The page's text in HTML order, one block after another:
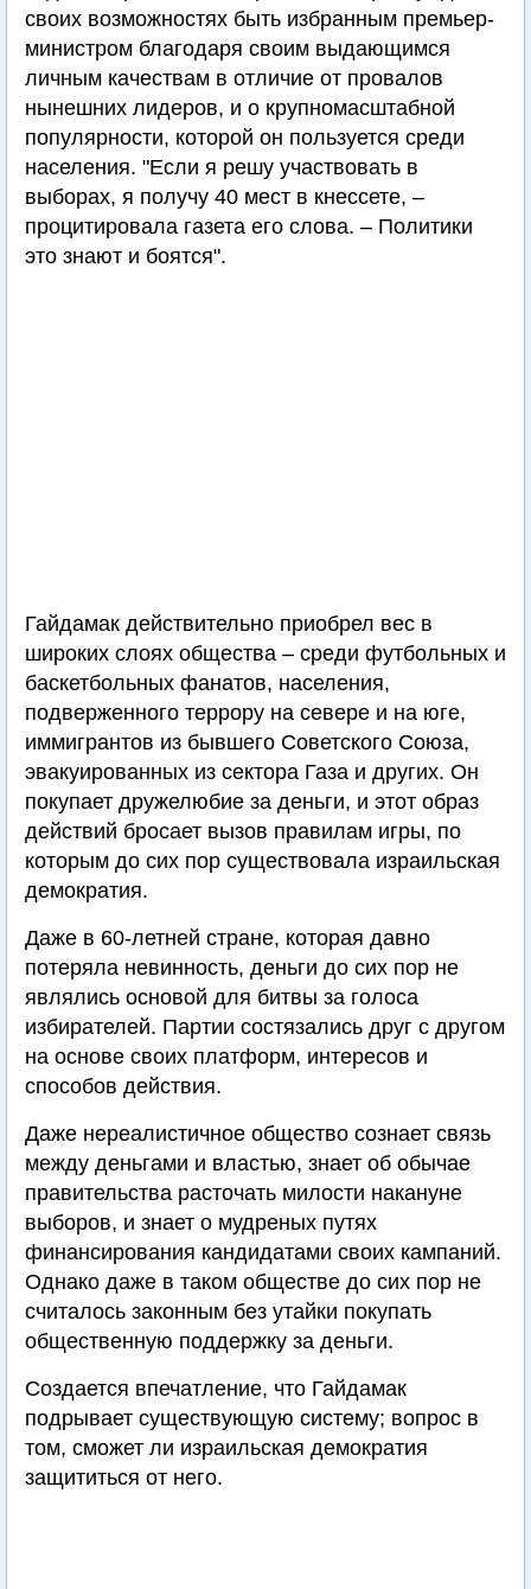
своих возможностях быть избранным премьер-
министром благодаря своим выдающимся
личным качествам в отличие от провалов
нынешних лидеров, и о крупномасштабной
популярности, которой он пользуется среди
населения. "Если я решу участвовать в
выборах, я получу 40 мест в кнессете, –
процитировала газета его слова. – Политики
это знают и боятся".
Гайдамак действительно приобрел вес в
широких слоях общества – среди футбольных и
баскетбольных фанатов, населения,
подверженного террору на севере и на юге,
иммигрантов из бывшего Советского Союза,
эвакуированных из сектора Газа и других. Он
покупает дружелюбие за деньги, и этот образ
действий бросает вызов правилам игры, по
которым до сих пор существовала израильская
демократия.
Даже в 60-летней стране, которая давно
потеряла невинность, деньги до сих пор не
являлись основой для битвы за голоса
избирателей. Партии состязались друг с другом
на основе своих платформ, интересов и
способов действия.
Даже нереалистичное общество сознает связь
между деньгами и властью, знает об обычае
правительства расточать милости накануне
выборов, и знает о мудреных путях
финансирования кандидатами своих кампаний.
Однако даже в таком обществе до сих пор не
считалось законным без утайки покупать
общественную поддержку за деньги.
Создается впечатление, что Гайдамак
подрывает существующую систему; вопрос в
том, сможет ли израильская демократия
защититься от него.